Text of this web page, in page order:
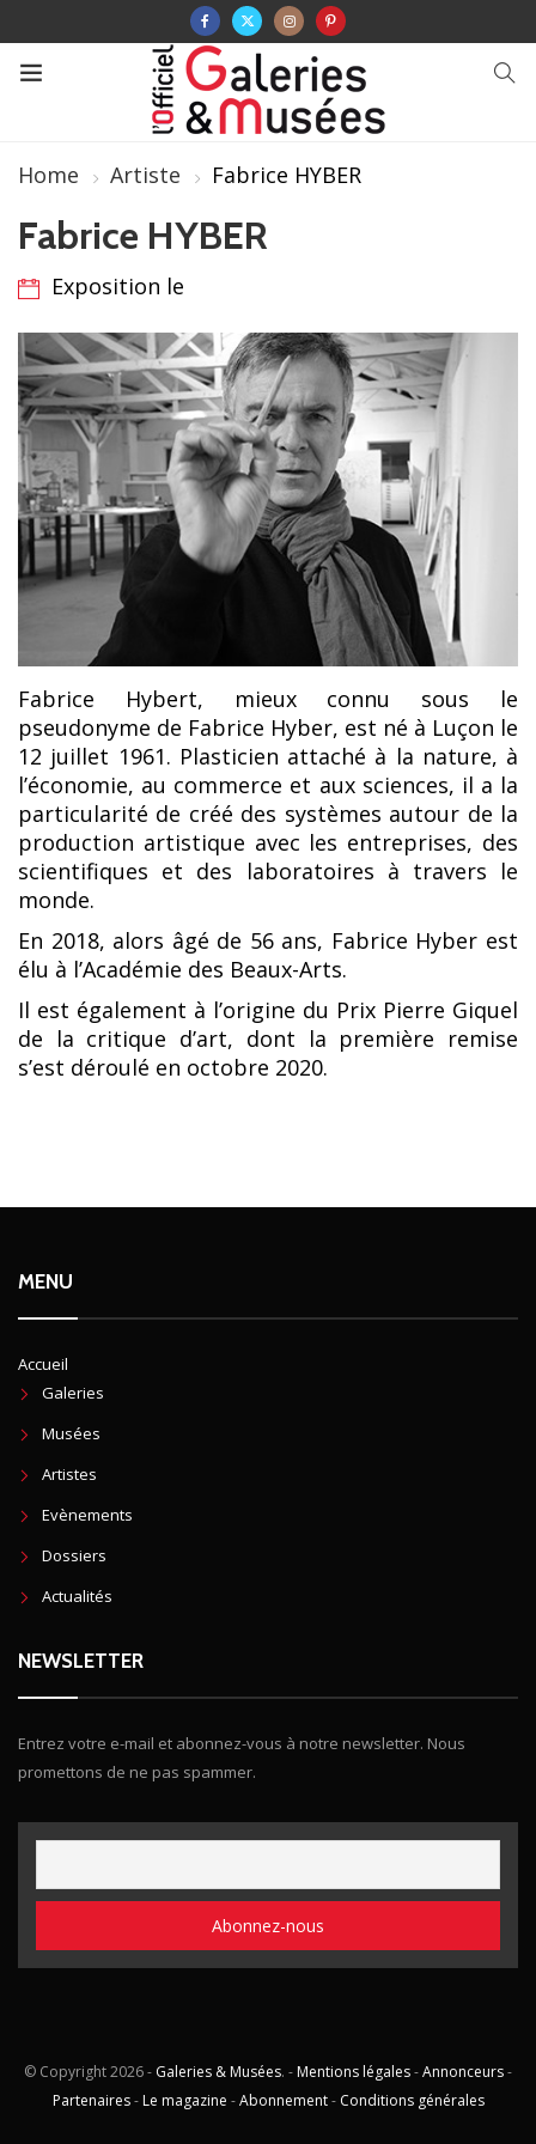
Home Artiste Fabrice HYBER
Fabrice HYBER
Exposition le
Fabrice Hybert, mieux connu sous le
pseudonyme de Fabrice Hyber, est né à Luçon le
12 juillet 1961. Plasticien attaché à la nature, à
l’économie, au commerce et aux sciences, il a la
particularité de créé des systèmes autour de la
production artistique avec les entreprises, des
scientifiques et des laboratoires à travers le
monde.
En 2018, alors âgé de 56 ans, Fabrice Hyber est
élu à l’Académie des Beaux-Arts.
Il est également à l’origine du Prix Pierre Giquel
de la critique d’art, dont la première remise
s’est déroulé en octobre 2020.
MENU
Accueil
Galeries
Musées
Artistes
Evènements
Dossiers
Actualités
NEWSLETTER
Entrez votre e-mail et abonnez-vous à notre newsletter. Nous
promettons de ne pas spammer.
© Copyright2026 - Galeries & Musées. - Mentions légales-Annonceurs-
Partenaires- Le magazine -Abonnement- Conditions générales